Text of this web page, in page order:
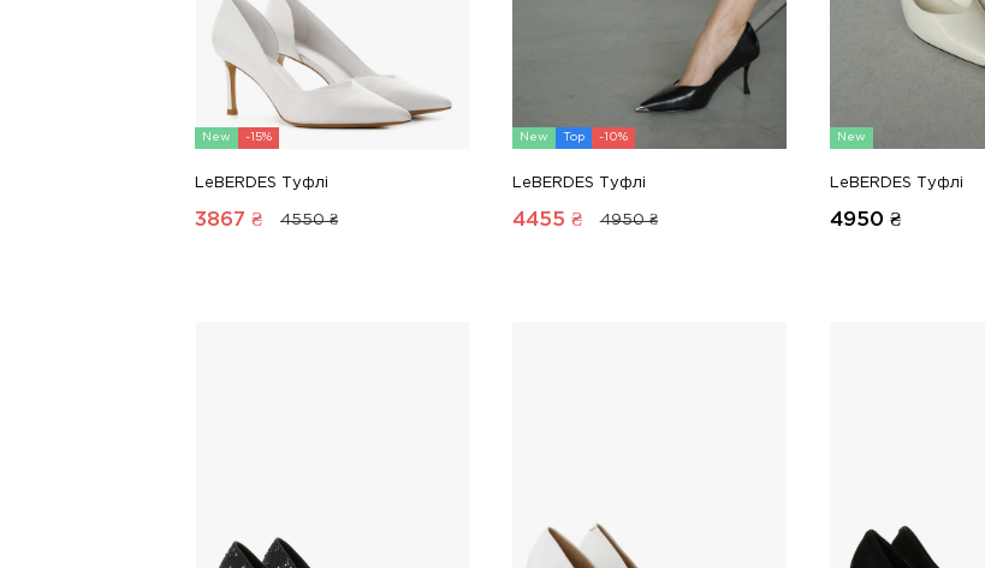
New -15%
LeBERDES Туфлі
3867 ₴ 4550 ₴
New Top -10%
LeBERDES Туфлі
4455 ₴ 4950 ₴
New
LeBERDES Туфлі
4950 ₴